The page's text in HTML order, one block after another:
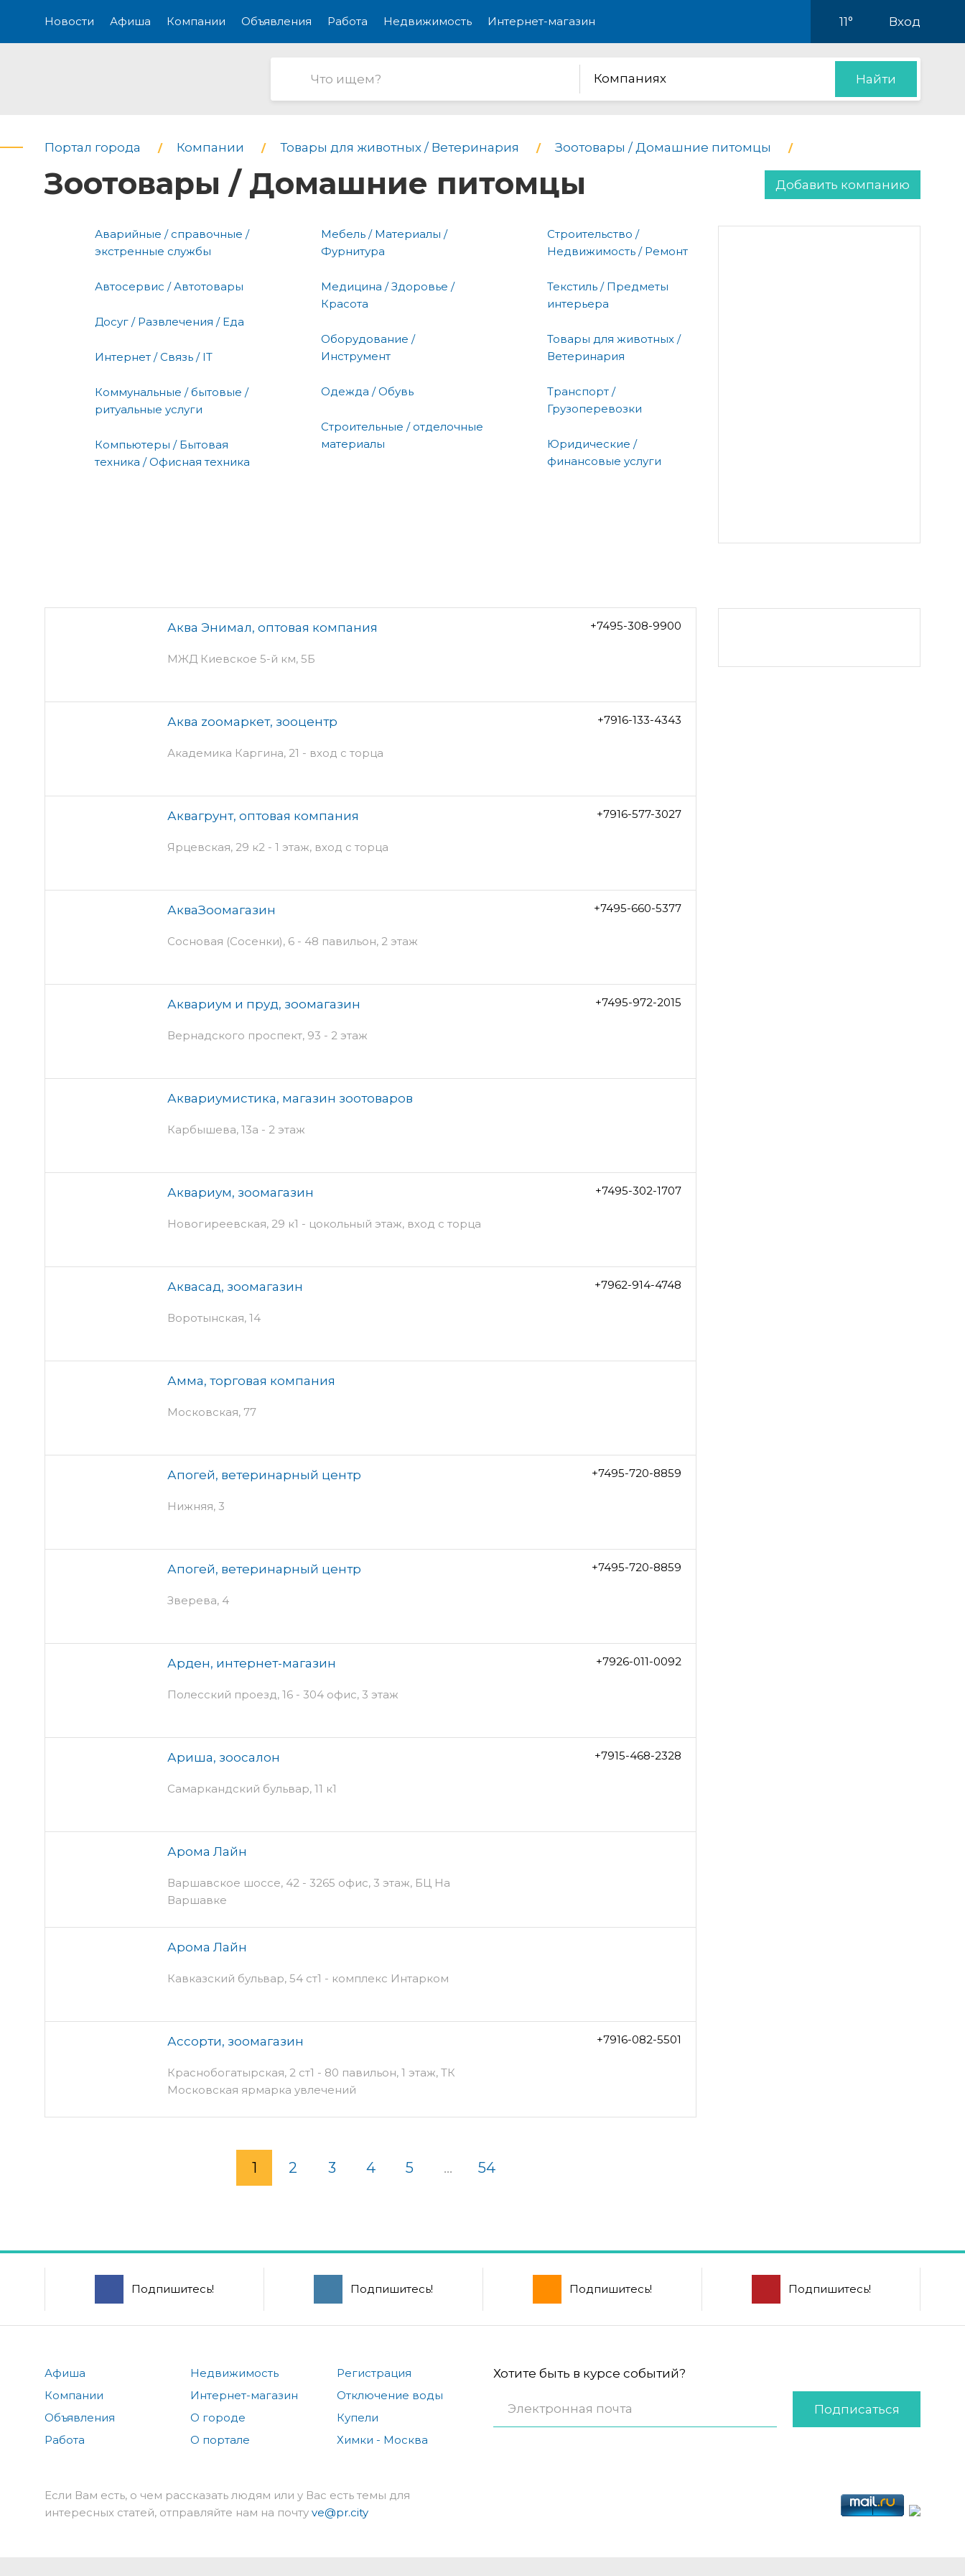
Новости Афиша Компании Объявления Работа Недвижимость Интернет-магазин 11° Вход
Компаниях Найти
Портал города Компании Товары для животных / Ветеринария Зоотовары / Домашние питомцы
Зоотовары / Домашние питомцы Добавить компанию
Аварийные / справочные /
экстренные службы
Автосервис / Автотовары
Досуг / Развлечения / Еда
Интернет / Связь / IT
Коммунальные / бытовые /
ритуальные услуги
Компьютеры / Бытовая
техника / Офисная техника
Мебель / Материалы /
Фурнитура
Медицина / Здоровье /
Красота
Оборудование /
Инструмент
Одежда / Обувь
Строительные / отделочные
материалы
Строительство /
Недвижимость / Ремонт
Текстиль / Предметы
интерьера
Товары для животных /
Ветеринария
Транспорт /
Грузоперевозки
Юридические /
финансовые услуги
Аква Энимал, оптовая компания
МЖД Киевское 5-й км, 5Б
+7495-308-9900
Аква zooмаркет, зооцентр
Академика Каргина, 21 - вход с торца
+7916-133-4343
Аквагрунт, оптовая компания
Ярцевская, 29 к2 - 1 этаж, вход с торца
+7916-577-3027
АкваЗоомагазин
Сосновая (Сосенки), 6 - 48 павильон, 2 этаж
+7495-660-5377
Аквариум и пруд, зоомагазин
Вернадского проспект, 93 - 2 этаж
+7495-972-2015
Аквариумистика, магазин зоотоваров
Карбышева, 13а - 2 этаж
Аквариум, зоомагазин
Новогиреевская, 29 к1 - цокольный этаж, вход с торца
+7495-302-1707
Аквасад, зоомагазин
Воротынская, 14
+7962-914-4748
Амма, торговая компания
Московская, 77
Апогей, ветеринарный центр
Нижняя, 3
+7495-720-8859
Апогей, ветеринарный центр
Зверева, 4
+7495-720-8859
Арден, интернет-магазин
Полесский проезд, 16 - 304 офис, 3 этаж
+7926-011-0092
Ариша, зоосалон
Самаркандский бульвар, 11 к1
+7915-468-2328
Арома Лайн
Варшавское шоссе, 42 - 3265 офис, 3 этаж, БЦ На
Варшавке
Арома Лайн
Кавказский бульвар, 54 ст1 - комплекс Интарком
Ассорти, зоомагазин
Краснобогатырская, 2 ст1 - 80 павильон, 1 этаж, ТК
Московская ярмарка увлечений
+7916-082-5501
1 2 3 4 5 ... 54
Подпишитесь! Подпишитесь! Подпишитесь! Подпишитесь!
Афиша
Компании
Объявления
Работа
Недвижимость
Интернет-магазин
О городе
О портале
Регистрация
Отключение воды
Купели
Химки - Москва
Хотите быть в курсе событий?
Подписаться
Если Вам есть, о чем рассказать людям или у Вас есть темы для
интересных статей, отправляйте нам на почту ve@pr.city